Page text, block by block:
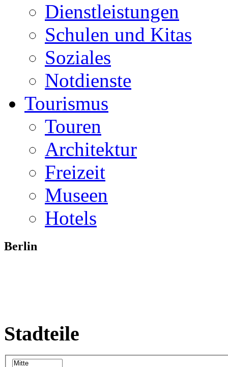
Dienstleistungen
Schulen und Kitas
Soziales
Notdienste
Tourismus
Touren
Architektur
Freizeit
Museen
Hotels
Berlin
Stadteile